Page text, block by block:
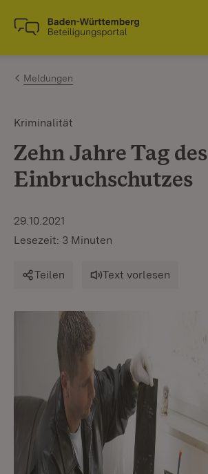
Zum Inhalt springen
Link zur Startseite
Meldungen
Kriminalität
Zehn Jahre Tag des
Einbruchschutzes
29.10.2021
Lesezeit: 3 Minuten
Teilen Text vorlesen